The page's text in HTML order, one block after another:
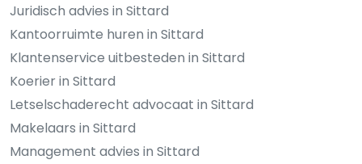
Juridisch advies in Sittard
Kantoorruimte huren in Sittard
Klantenservice uitbesteden in Sittard
Koerier in Sittard
Letselschaderecht advocaat in Sittard
Makelaars in Sittard
Management advies in Sittard